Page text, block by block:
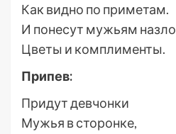
Как видно по приметам.
И понесут мужьям назло
Цветы и комплименты.
Припев:
Придут девчонки
Мужья в сторонке,